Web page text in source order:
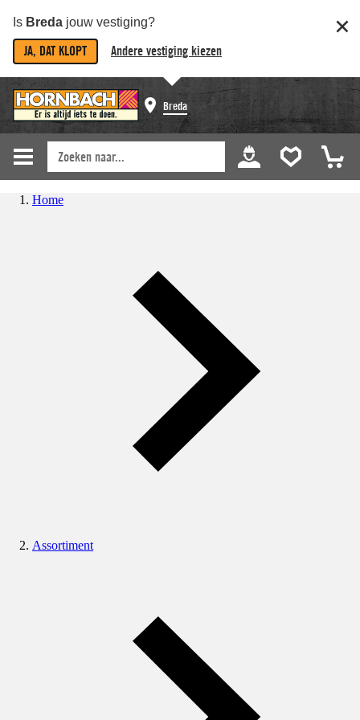
Is Breda jouw vestiging?
JA, DAT KLOPT Andere vestiging kiezen
Breda
Home
Assortiment